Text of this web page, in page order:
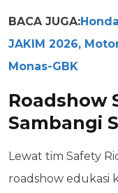
BACA JUGA:
JAKIM 2026,
Monas-GBK
Roadshow
Sambangi
Lewat tim Safety
roadshow edukasi